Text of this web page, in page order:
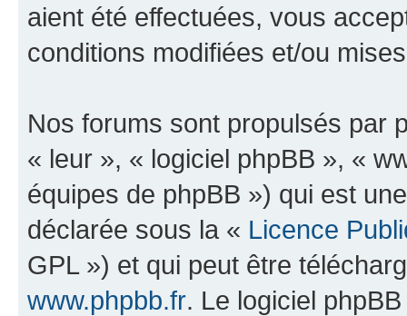
aient été effectuées, vous
conditions modifiées et/ou
Nos forums sont propulsés par
« leur », « logiciel phpBB », «
équipes de phpBB ») qui est
déclarée sous la « Licence
GPL ») et qui peut être
www.phpbb.fr. Le logiciel